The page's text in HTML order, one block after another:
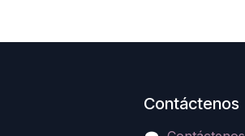
Contáctenos